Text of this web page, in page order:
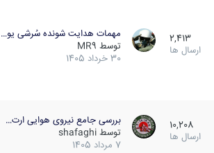
2,413
ارسال ها
مهمات هدایت شونده سُرشی یو…
توسط MR9
30 خرداد 1405
10,208
ارسال ها
بررسی جامع نیروی هوایی ارت…
توسط shafaghi
7 مرداد 1405